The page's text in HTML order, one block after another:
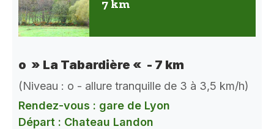
7 km
o » La Tabardière « - 7 km
(Niveau : o - allure tranquille de 3 à 3,5 km/h)
Rendez-vous : gare de Lyon
Départ : Chateau Landon